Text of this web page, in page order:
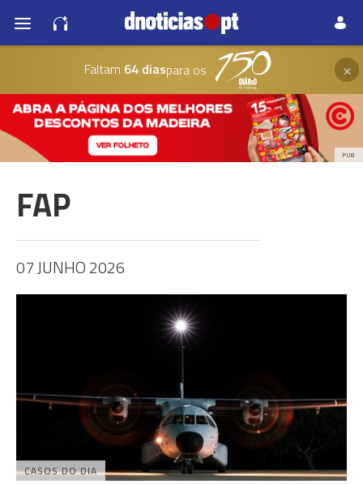
Faltam 64 diaspara os ×
PUB
FAP
07 JUNHO 2026
CASOS DO DIA